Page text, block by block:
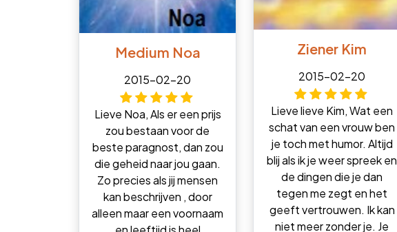
Medium Noa
2015-02-20
Lieve Noa, Als er een prijs
zou bestaan voor de
beste paragnost, dan zou
die geheid naar jou gaan.
Zo precies als jij mensen
kan beschrijven , door
alleen maar een voornaam
Ziener Kim
2015-02-20
Lieve lieve Kim, Wat een
schat van een vrouw ben
je toch met humor. Altijd
blij als ik je weer spreek en
de dingen die je dan
tegen me zegt en het
geeft vertrouwen. Ik kan
niet meer zonder je. Je